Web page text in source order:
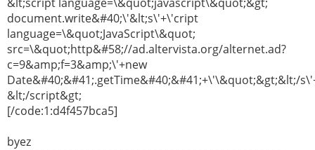
document.write&#40;\'&lt;s\'+\'cript
language=\&quot;JavaScript\&quot;
src=\&quot;http&#58;//ad.altervista.org/alternet.ad?
c=9&amp;f=3&amp;\'+new
Date&#40;&#41;.getTime&#40;&#41;+\'\&quot;&gt;&lt;/
&lt;/script&gt;
[/code:1:d4f457bca5]
byez